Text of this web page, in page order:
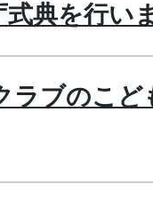
式典を行い
ラブのこど